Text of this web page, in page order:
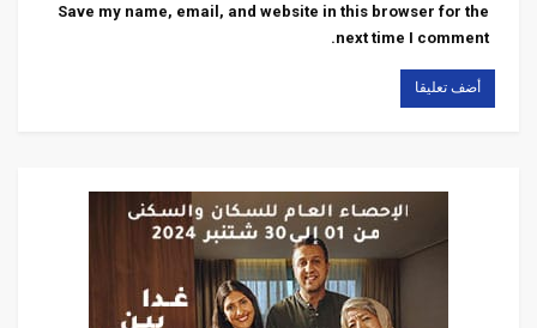
Save my name, email, and website in this browser for the
next time I comment.